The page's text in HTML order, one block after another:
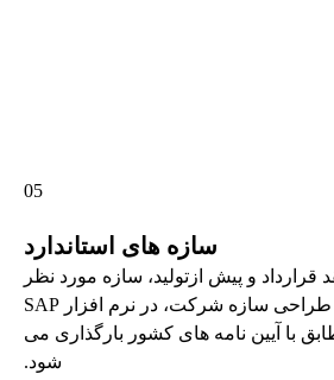
05
سازه های استاندارد
قرارداد و پیش ازتولید، سازه مورد نظر
توسط واحد طراحی سازه شرکت، در نرم افزار SAP
با آیین نامه های کشور بارگذاری می
شود.